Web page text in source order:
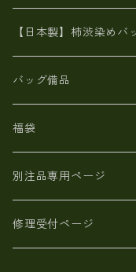
革小物・財布【日本
【日本製】メンズ 財
【日本製】柿渋染めバ
バッグ備品
福袋
別注品専用ページ
修理受付ページ